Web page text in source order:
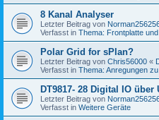
8 Kanal Analyser
Letzter Beitrag von
Verfasst in Thema: Frontplatte
Polar Grid for sPlan?
Letzter Beitrag von Chris56000 «
Verfasst in Thema: Anregungen
DT9817- 28 Digital IO
Letzter Beitrag von
Verfasst in Weitere Geräte